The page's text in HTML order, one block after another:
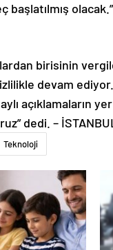
olacak.”
birisinin
devam
açıklamaların
dedi. –
Teknoloji